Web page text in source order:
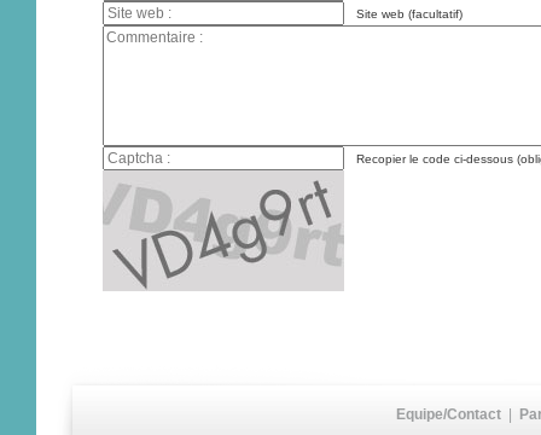
Site web (facultatif)
Recopier le code ci-dessous
Equipe/Contact